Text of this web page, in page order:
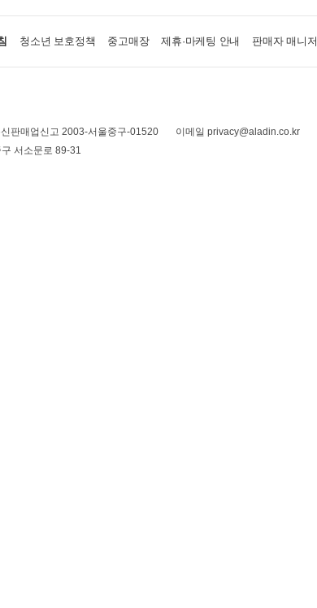
청소년 보호정책 중고매장 제휴·마케팅 안내 판매자 매니저
판매업신고 2003-서울중구-01520
이메일 privacy@aladin.co.kr
서소문로 89-31